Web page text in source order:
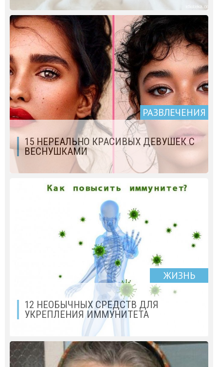
РАЗВЛЕЧЕНИЯ
15 НЕРЕАЛЬНО КРАСИВЫХ ДЕВУШЕК С
ВЕСНУШКАМИ
ЖИЗНЬ
12 НЕОБЫЧНЫХ СРЕДСТВ ДЛЯ
УКРЕПЛЕНИЯ ИММУНИТЕТА